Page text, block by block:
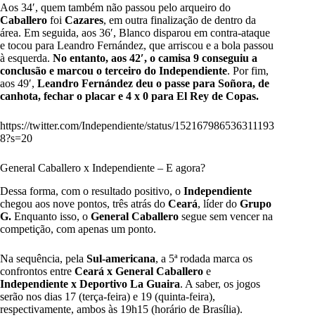
Aos 34′, quem também não passou pelo arqueiro do
Caballero foi Cazares, em outra finalização de dentro da
área. Em seguida, aos 36′, Blanco disparou em contra-ataque
e tocou para Leandro Fernández, que arriscou e a bola passou
à esquerda. No entanto, aos 42′, o camisa 9 conseguiu a
conclusão e marcou o terceiro do Independiente. Por fim,
aos 49′, Leandro Fernández deu o passe para Soñora, de
canhota, fechar o placar e 4 x 0 para El Rey de Copas.
https://twitter.com/Independiente/status/152167986536311193
8?s=20
General Caballero x Independiente – E agora?
Dessa forma, com o resultado positivo, o Independiente
chegou aos nove pontos, três atrás do Ceará, líder do Grupo
G. Enquanto isso, o General Caballero segue sem vencer na
competição, com apenas um ponto.
Na sequência, pela Sul-americana, a 5ª rodada marca os
confrontos entre Ceará x General Caballero e
Independiente x Deportivo La Guaira. A saber, os jogos
serão nos dias 17 (terça-feira) e 19 (quinta-feira),
respectivamente, ambos às 19h15 (horário de Brasília).